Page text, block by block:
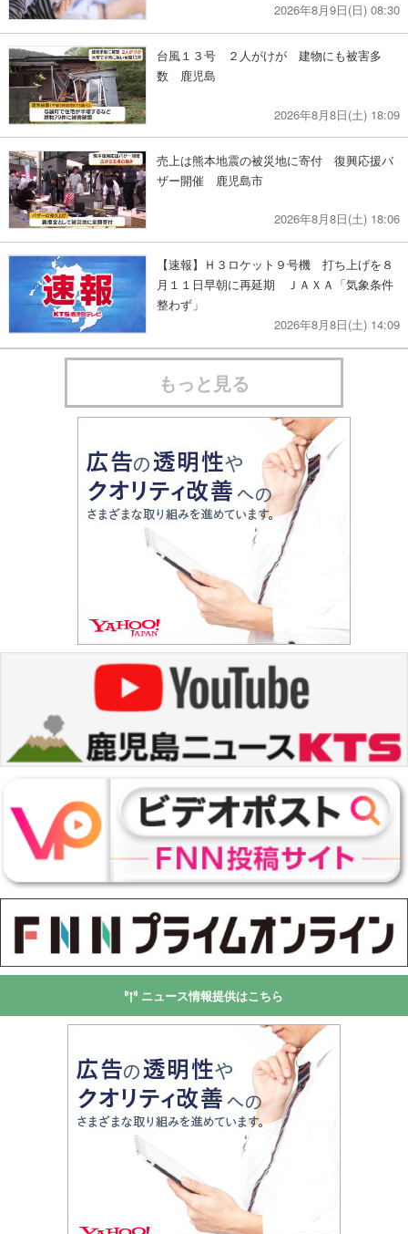
2026年8月9日(日) 08:30
台風１３号 ２人がけが 建物にも被害多
数 鹿児島
2026年8月8日(土) 18:09
売上は熊本地震の被災地に寄付 復興応援バ
ザー開催 鹿児島市
2026年8月8日(土) 18:06
【速報】Ｈ３ロケット９号機 打ち上げを８
月１１日早朝に再延期 ＪＡＸＡ「気象条件
整わず」
2026年8月8日(土) 14:09
もっと見る
ニュース情報提供はこちら